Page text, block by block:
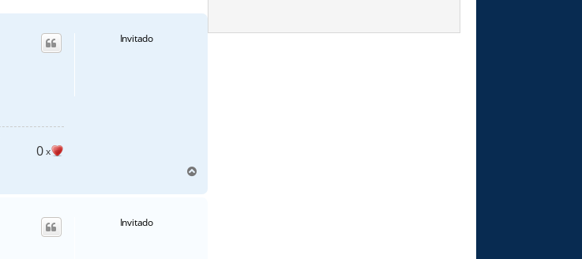
Invitado
0x
r
Invitado